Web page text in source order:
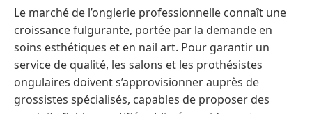
Le marché de l’onglerie professionnelle connaît une
croissance fulgurante, portée par la demande en
soins esthétiques et en nail art. Pour garantir un
service de qualité, les salons et les prothésistes
ongulaires doivent s’approvisionner auprès de
grossistes spécialisés, capables de proposer des